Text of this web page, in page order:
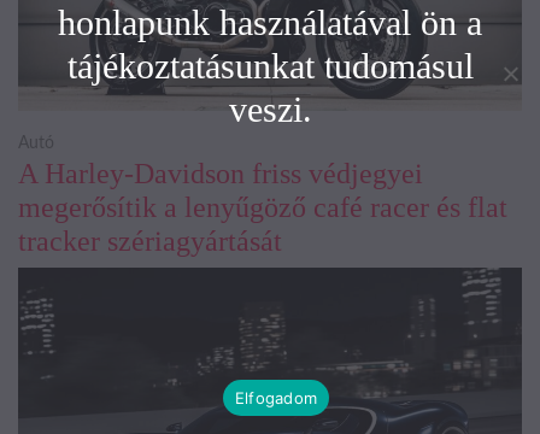
A Harley-Davidson friss védjegyei
megerősítik a lenyűgöző café racer és flat
tracker szériagyártását
Autó
honlapunk használatával ön a
tájékoztatásunkat tudomásul
veszi.
Elfogadom